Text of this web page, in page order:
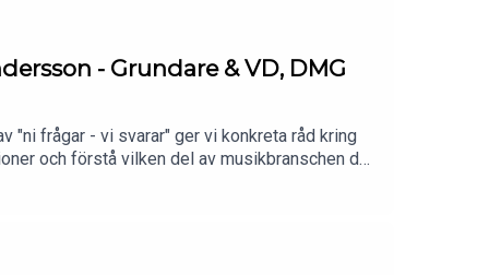
- Grundare & VD, DMG
"ni frågar - vi svarar" ger vi konkreta råd kring
och förstå vilken del av musikbranschen du
långsiktighet och eget initiativ ofta är